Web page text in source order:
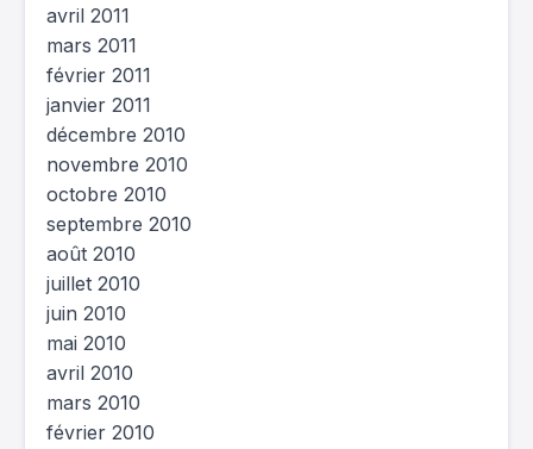
avril 2011
mars 2011
février 2011
janvier 2011
décembre 2010
novembre 2010
octobre 2010
septembre 2010
août 2010
juillet 2010
juin 2010
mai 2010
avril 2010
mars 2010
février 2010